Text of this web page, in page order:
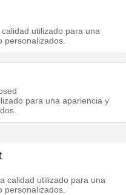
utilizado para una
personalizados.
para una apariencia y
calidad utilizado para una
personalizados.